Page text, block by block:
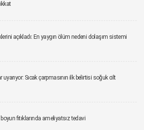
açıkladı: En yaygın ölüm nedeni dolaşım sistemi
uyarıyor: Sıcak çarpmasının ilk belirtisi soğuk cilt
fıtıklarında ameliyatsız tedavi